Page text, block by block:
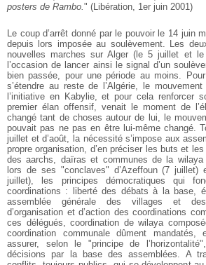
posters de Rambo." (Libération, 1er juin 2001)
Le coup d’arrêt donné par le pouvoir le 14 juin
depuis lors imposée au soulèvement. Les
nouvelles marches sur Alger (le 5 juillet et
l’occasion de lancer ainsi le signal d’un
bien passée, pour une période au moins.
s’étendre au reste de l’Algérie, le
l’initiative en Kabylie, et pour cela renforcer
premier élan offensif, venait le moment de
changé tant de choses autour de lui, le
pouvait pas ne pas en être lui-même changé.
juillet et d’août, la nécessité s’impose aux
propre organisation, d’en préciser les buts et
des aarchs, daïras et communes de la wilaya
lors de ses "conclaves" d’Azeffoun (7 juillet)
juillet), les principes démocratiques qui
coordinations : liberté des débats à la base,
assemblée générale des villages et
d’organisation et d’action des coordinations
ces délégués, coordination de wilaya
coordination communale dûment
assurer, selon le "principe de
décisions par la base des assemblées. A